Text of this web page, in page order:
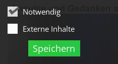
Notwendig
Externe Inhalte
Speichern